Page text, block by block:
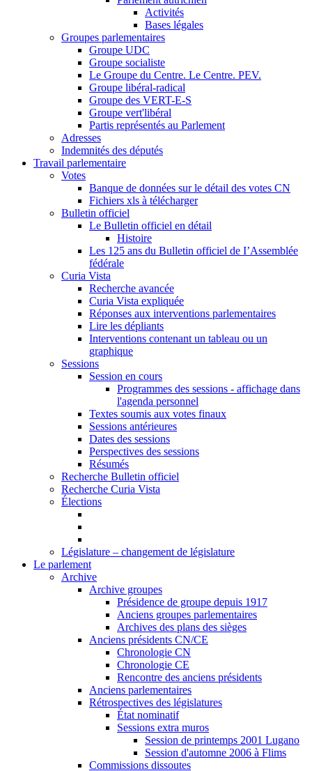
Activités
Bases légales
Groupes parlementaires
Groupe UDC
Groupe socialiste
Le Groupe du Centre. Le Centre. PEV.
Groupe libéral-radical
Groupe des VERT-E-S
Groupe vert'libéral
Partis représentés au Parlement
Adresses
Indemnités des députés
Travail parlementaire
Votes
Banque de données sur le détail des votes CN
Fichiers xls à télécharger
Bulletin officiel
Le Bulletin officiel en détail
Histoire
Les 125 ans du Bulletin officiel de I’Assemblée
fédérale
Curia Vista
Recherche avancée
Curia Vista expliquée
Réponses aux interventions parlementaires
Lire les dépliants
Interventions contenant un tableau ou un
graphique
Sessions
Session en cours
Programmes des sessions - affichage dans
l'agenda personnel
Textes soumis aux votes finaux
Sessions antérieures
Dates des sessions
Perspectives des sessions
Résumés
Recherche Bulletin officiel
Recherche Curia Vista
Élections
Législature – changement de législature
Le parlement
Archive
Archive groupes
Présidence de groupe depuis 1917
Anciens groupes parlementaires
Archives des plans des sièges
Anciens présidents CN/CE
Chronologie CN
Chronologie CE
Rencontre des anciens présidents
Anciens parlementaires
Rétrospectives des législatures
État nominatif
Sessions extra muros
Session de printemps 2001 Lugano
Session d'automne 2006 à Flims
Commissions dissoutes